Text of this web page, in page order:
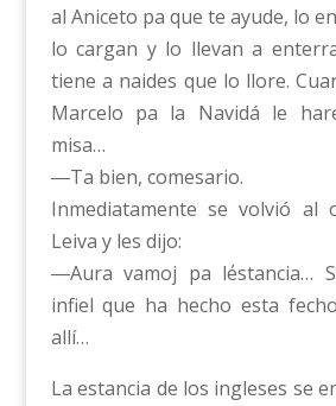
al Aniceto pa que te ayude, lo
lo cargan y lo llevan a
tiene a naides que lo llore.
Marcelo pa la Navidá le
misa…
―Ta bien, comesario.
Inmediatamente se volvió al
Leiva y les dijo:
―Aura vamoj pa l΄estancia…
infiel que ha hecho esta
allí…
La estancia de los ingleses se